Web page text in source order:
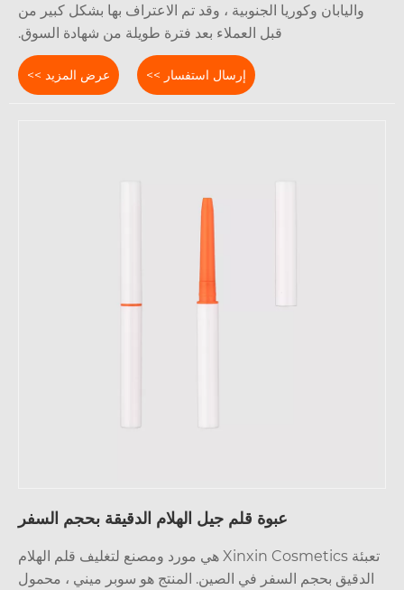
واليابان وكوريا الجنوبية ، وقد تم الاعتراف بها بشكل كبير من
قبل العملاء بعد فترة طويلة من شهادة السوق.
عرض المزيد >> إرسال استفسار >>
عبوة قلم جيل الهلام الدقيقة بحجم السفر
تعبئة Xinxin Cosmetics هي مورد ومصنع لتغليف قلم الهلام
بحجم السفر في الصين. المنتج هو سوبر ميني ، محمول